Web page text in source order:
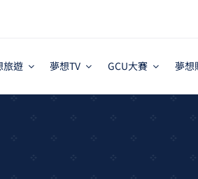
旅遊 夢想TV GCU大賽 夢想